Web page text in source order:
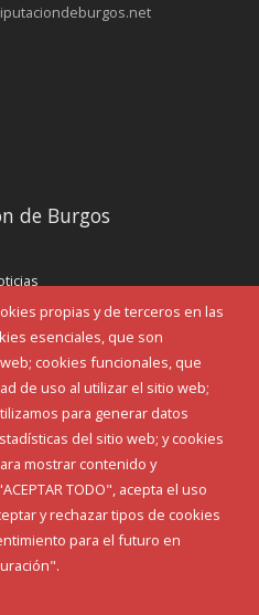
propias y de terceros en las
esenciales, que son
cookies funcionales, que
de uso al utilizar el sitio web;
para generar datos
del sitio web; y cookies
mostrar contenido y
TODO", acepta el uso
y rechazar tipos de cookies
para el futuro en
de Burgos
Municipal
de interés
SESIÓN
WEB